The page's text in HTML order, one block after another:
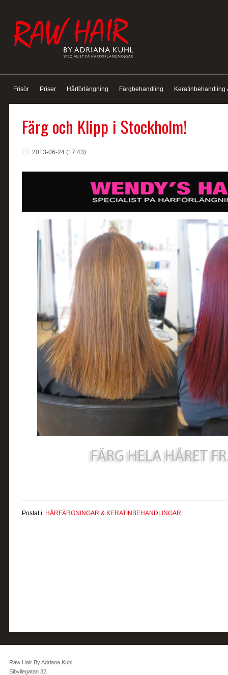
Frisör Priser Hårförlängning Färgbehandling Keratinbehandling
Färg och Klipp i Stockholm!
2013-06-24 (17:43)
Postat i: HÅRFÄRGNINGAR & KERATINBEHANDLINGAR
Raw Hair By Adriana Kuhl
Sibyllegatan 32